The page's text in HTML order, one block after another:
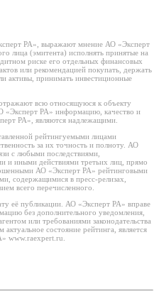
РА», выражают мнение АО «Эксперт
лица (эмитента) исполнять принятые на
риске его отдельных финансовых
или рекомендацией покупать, держать
активы, принимать инвестиционные
всю относящуюся к объекту
«Эксперт РА» информацию, качество и
РА», являются надлежащими.
рейтингуемыми лицами
за их точность и полноту. АО
с любыми последствиями,
и иными действиями третьих лиц, прямо
АО «Эксперт РА» рейтинговыми
содержащимися в пресс-релизах,
всего перечисленного.
её публикации. АО «Эксперт РА» вправе
без дополнительного уведомления,
или требованиями законодательства
состояние рейтинга, является
www.raexpert.ru.